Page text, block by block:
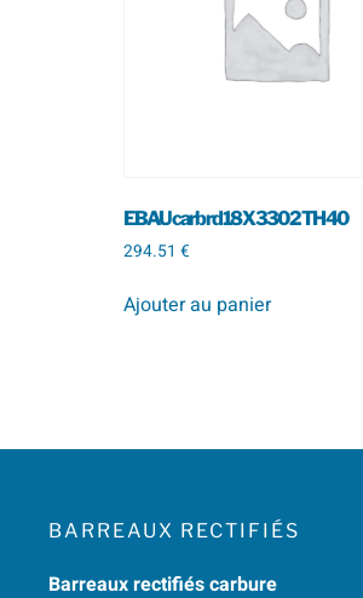
EBAU carb rd 18 X 330 2 TH 40
294.51 €
Ajouter au panier
BARREAUX RECTIFIÉS
Barreaux rectifiés carbure